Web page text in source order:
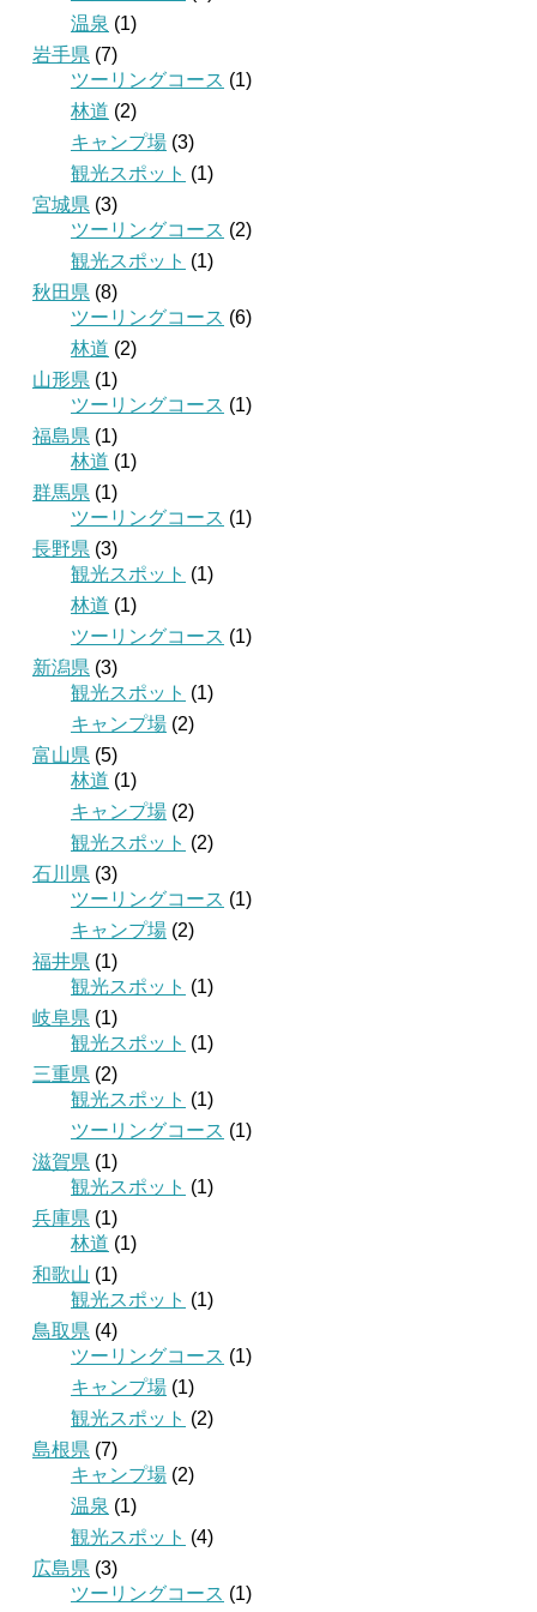
温泉 (1)
岩手県 (7)
ツーリングコース (1)
林道 (2)
キャンプ場 (3)
観光スポット (1)
宮城県 (3)
ツーリングコース (2)
観光スポット (1)
秋田県 (8)
ツーリングコース (6)
林道 (2)
山形県 (1)
ツーリングコース (1)
福島県 (1)
林道 (1)
群馬県 (1)
ツーリングコース (1)
長野県 (3)
観光スポット (1)
林道 (1)
ツーリングコース (1)
新潟県 (3)
観光スポット (1)
キャンプ場 (2)
富山県 (5)
林道 (1)
キャンプ場 (2)
観光スポット (2)
石川県 (3)
ツーリングコース (1)
キャンプ場 (2)
福井県 (1)
観光スポット (1)
岐阜県 (1)
観光スポット (1)
三重県 (2)
観光スポット (1)
ツーリングコース (1)
滋賀県 (1)
観光スポット (1)
兵庫県 (1)
林道 (1)
和歌山 (1)
観光スポット (1)
鳥取県 (4)
ツーリングコース (1)
キャンプ場 (1)
観光スポット (2)
島根県 (7)
キャンプ場 (2)
温泉 (1)
観光スポット (4)
広島県 (3)
ツーリングコース (1)